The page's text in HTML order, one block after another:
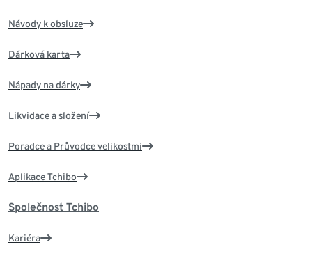
Návody k obsluze
Dárková karta
Nápady na dárky
Likvidace a složení
Poradce a Průvodce velikostmi
Aplikace Tchibo
Společnost Tchibo
Kariéra